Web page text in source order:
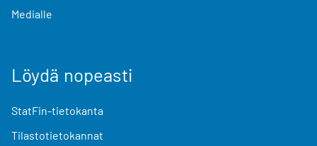
Medialle
Löydä nopeasti
StatFin-tietokanta
Tilastotietokannat